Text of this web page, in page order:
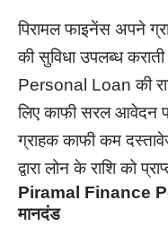
पिरामल फाइनेंस अपने
की सुविधा उपलब्ध
Personal Loan की
लिए काफी सरल आवेदन
ग्राहक काफी कम
द्वारा लोन के राशि को
Piramal Finance
मानदंड